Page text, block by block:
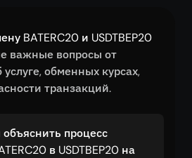
BATERC20 и USDTBEP20
важные вопросы от
обменных курсах,
транзакций.
процесс
в USDTBEP20 на